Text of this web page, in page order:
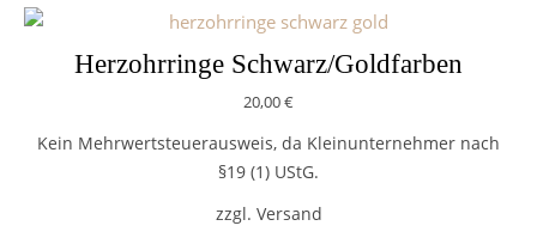
Herzohrringe Schwarz/Goldfarben
20,00€
Kein Mehrwertsteuerausweis, da Kleinunternehmer nach
§19 (1) UStG.
zzgl. Versand